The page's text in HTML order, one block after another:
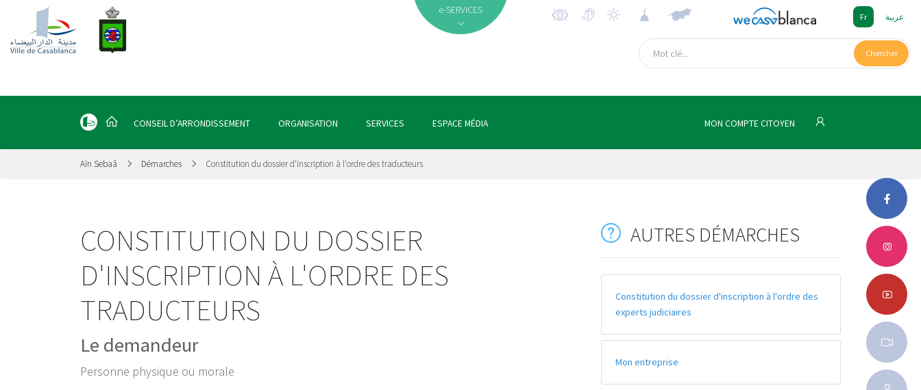
e-SERVICES
Fr عربية
Chercher
CONSEIL D’ARRONDISSEMENT ORGANISATION SERVICES ESPACE MÉDIA MON COMPTE CITOYEN
Aïn Sebaâ Démarches Constitution du dossier d'inscription à l'ordre des traducteurs
CONSTITUTION DU DOSSIER
D'INSCRIPTION À L'ORDRE DES
TRADUCTEURS
Le demandeur
Personne physique ou morale
AUTRES DÉMARCHES
Constitution du dossier d'inscription à l'ordre des
experts judiciaires
Mon entreprise